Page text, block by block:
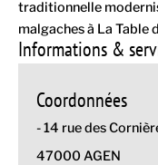
traditionnelle
malgaches à La Table
Informations &
Coordonnées
- 14 rue des
47000 AGEN